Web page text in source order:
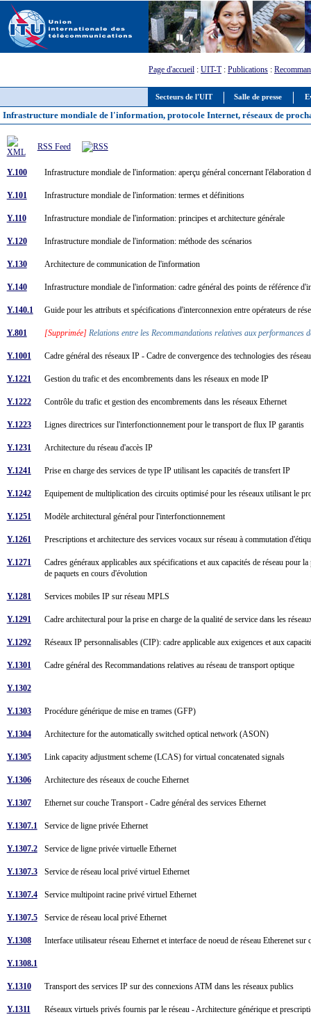
Secteurs de l'UIT Salle de presse
Page d'accueil : UIT-T: Publications :
Infrastructure mondiale de l'information, protocole Internet, réseaux de
RSS Feed
Y.100 Infrastructure mondiale de l'information: aperçu général concernant l'élaboration
Y.101 Infrastructure mondiale de l'information: termes et définitions
Y.110 Infrastructure mondiale de l'information: principes et architecture générale
Y.120 Infrastructure mondiale de l'information: méthode des scénarios
Y.130 Architecture de communication de l'information
Y.140 Infrastructure mondiale de l'information: cadre général des points de référence
Y.140.1 Guide pour les attributs et spécifications d'interconnexion entre opérateurs de
Y.801 [Supprimée] Relations entre les Recommandations relatives aux
Y.1001 Cadre général des réseaux IP - Cadre de convergence des technologies des
Y.1221 Gestion du trafic et des encombrements dans les réseaux en mode IP
Y.1222 Contrôle du trafic et gestion des encombrements dans les réseaux Ethernet
Y.1223 Lignes directrices sur l'interfonctionnement pour le transport de flux IP garantis
Y.1231 Architecture du réseau d'accès IP
Y.1241 Prise en charge des services de type IP utilisant les capacités de transfert IP
Y.1242 Equipement de multiplication des circuits optimisé pour les réseaux utilisant le
Y.1251 Modèle architectural général pour l'interfonctionnement
Y.1261 Prescriptions et architecture des services vocaux sur réseau à commutation
Y.1271
Cadres généraux applicables aux spécifications et aux capacités de réseau pour
de paquets en cours d'évolution
Y.1281 Services mobiles IP sur réseau MPLS
Y.1291 Cadre architectural pour la prise en charge de la qualité de service dans les
Y.1292 Réseaux IP personnalisables (CIP): cadre applicable aux exigences et aux
Y.1301 Cadre général des Recommandations relatives au réseau de transport optique
Y.1302
Y.1303 Procédure générique de mise en trames (GFP)
Y.1304 Architecture for the automatically switched optical network (ASON)
Y.1305 Link capacity adjustment scheme (LCAS) for virtual concatenated signals
Y.1306 Architecture des réseaux de couche Ethernet
Y.1307 Ethernet sur couche Transport - Cadre général des services Ethernet
Y.1307.1 Service de ligne privée Ethernet
Y.1307.2 Service de ligne privée virtuelle Ethernet
Y.1307.3 Service de réseau local privé virtuel Ethernet
Y.1307.4 Service multipoint racine privé virtuel Ethernet
Y.1307.5 Service de réseau local privé Ethernet
Y.1308 Interface utilisateur réseau Ethernet et interface de noeud de réseau Etherenet
Y.1308.1
Y.1310 Transport des services IP sur des connexions ATM dans les réseaux publics
Y.1311 Réseaux virtuels privés fournis par le réseau - Architecture générique et